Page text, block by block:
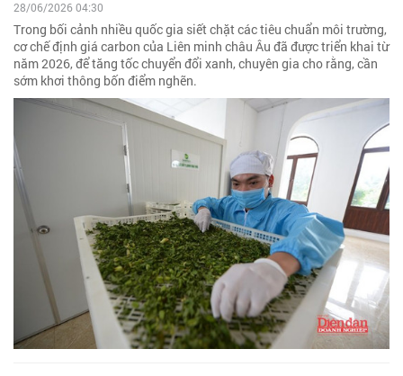
28/06/2026 04:30
Trong bối cảnh nhiều quốc gia siết chặt các tiêu chuẩn môi trường,
cơ chế định giá carbon của Liên minh châu Âu đã được triển khai từ
năm 2026, để tăng tốc chuyển đổi xanh, chuyên gia cho rằng, cần
sớm khơi thông bốn điểm nghẽn.